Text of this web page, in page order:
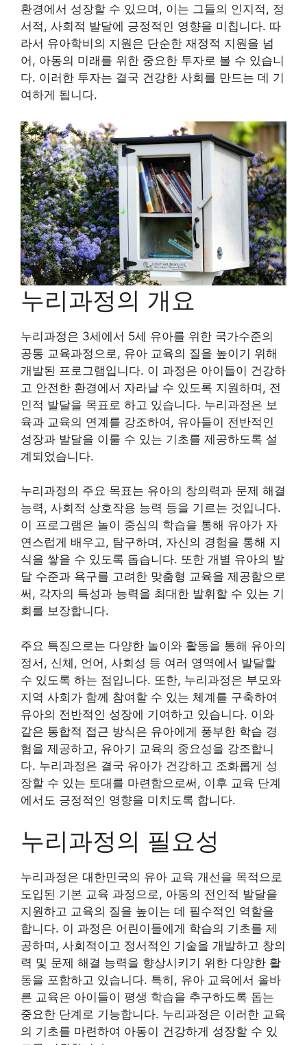
환경에서 성장할 수 있으며, 이는 그들의 인지적, 정
서적, 사회적 발달에 긍정적인 영향을 미칩니다. 따
라서 유아학비의 지원은 단순한 재정적 지원을 넘
어, 아동의 미래를 위한 중요한 투자로 볼 수 있습니
다. 이러한 투자는 결국 건강한 사회를 만드는 데 기
여하게 됩니다.
누리과정의 개요
누리과정은 3세에서 5세 유아를 위한 국가수준의
공통 교육과정으로, 유아 교육의 질을 높이기 위해
개발된 프로그램입니다. 이 과정은 아이들이 건강하
고 안전한 환경에서 자라날 수 있도록 지원하며, 전
인적 발달을 목표로 하고 있습니다. 누리과정은 보
육과 교육의 연계를 강조하여, 유아들이 전반적인
성장과 발달을 이룰 수 있는 기초를 제공하도록 설
계되었습니다.
누리과정의 주요 목표는 유아의 창의력과 문제 해결
능력, 사회적 상호작용 능력 등을 기르는 것입니다.
이 프로그램은 놀이 중심의 학습을 통해 유아가 자
연스럽게 배우고, 탐구하며, 자신의 경험을 통해 지
식을 쌓을 수 있도록 돕습니다. 또한 개별 유아의 발
달 수준과 욕구를 고려한 맞춤형 교육을 제공함으로
써, 각자의 특성과 능력을 최대한 발휘할 수 있는 기
회를 보장합니다.
주요 특징으로는 다양한 놀이와 활동을 통해 유아의
정서, 신체, 언어, 사회성 등 여러 영역에서 발달할
수 있도록 하는 점입니다. 또한, 누리과정은 부모와
지역 사회가 함께 참여할 수 있는 체계를 구축하여
유아의 전반적인 성장에 기여하고 있습니다. 이와
같은 통합적 접근 방식은 유아에게 풍부한 학습 경
험을 제공하고, 유아기 교육의 중요성을 강조합니
다. 누리과정은 결국 유아가 건강하고 조화롭게 성
장할 수 있는 토대를 마련함으로써, 이후 교육 단계
에서도 긍정적인 영향을 미치도록 합니다.
누리과정의 필요성
누리과정은 대한민국의 유아 교육 개선을 목적으로
도입된 기본 교육 과정으로, 아동의 전인적 발달을
지원하고 교육의 질을 높이는 데 필수적인 역할을
합니다. 이 과정은 어린이들에게 학습의 기초를 제
공하며, 사회적이고 정서적인 기술을 개발하고 창의
력 및 문제 해결 능력을 향상시키기 위한 다양한 활
동을 포함하고 있습니다. 특히, 유아 교육에서 올바
른 교육은 아이들이 평생 학습을 추구하도록 돕는
중요한 단계로 기능합니다. 누리과정은 이러한 교육
의 기초를 마련하여 아동이 건강하게 성장할 수 있